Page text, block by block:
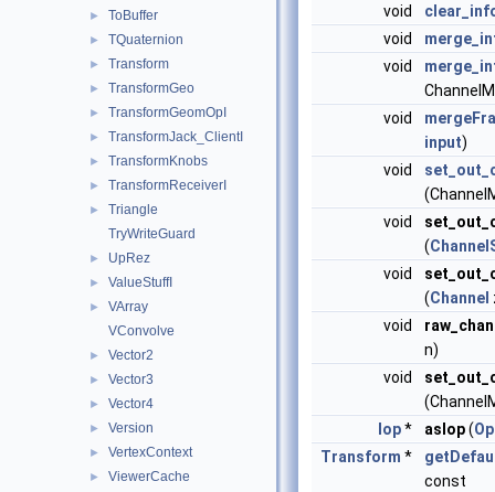
► ToBuffer
► TQuaternion
► Transform
► TransformGeo
► TransformGeomOpI
► TransformJack_ClientI
► TransformKnobs
► TransformReceiverI
►
Triangle
TryWriteGuard
► UpRez
► ValueStuffI
►
VArray
VConvolve
► Vector2
► Vector3
► Vector4
► Version
► VertexContext
► ViewerCache
void
void
void
void
input)
void
void
(
void
(Channel
void
n)
void
Iop* asIop(Op
Transform *
const